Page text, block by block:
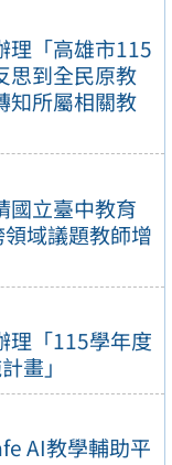
理「高雄市115
思到全民原教
知所屬相關教
國立臺中教育
域議題教師增
理「115學年度
畫」
AI教學輔助平